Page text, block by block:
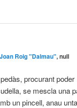
Joan Roig "Dalmau", null
procurant
se mescla una
un pincell, anau